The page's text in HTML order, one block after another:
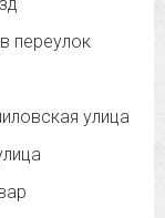
переулок
улица